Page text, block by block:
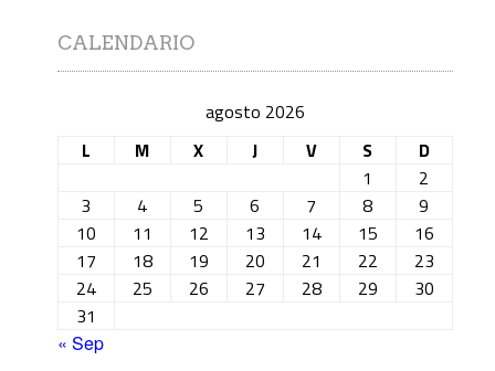
CALENDARIO
agosto 2026
L
M X J V S
D
1
2
3
4 5 6 7 8
9
10
11 12 13 14 15
16
17
18 19 20 21 22
23
24
25 26 27 28 29
30
31
« Sep